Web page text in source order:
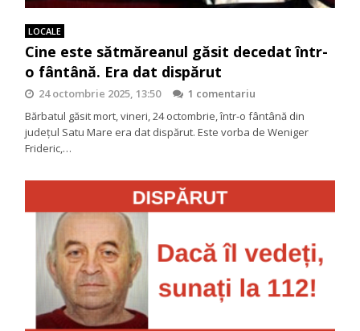
LOCALE
Cine este sătmăreanul găsit decedat într-
o fântână. Era dat dispărut
24 octombrie 2025, 13:50
1 comentariu
Bărbatul găsit mort, vineri, 24 octombrie, într-o fântână din
județul Satu Mare era dat dispărut. Este vorba de Weniger
Frideric,…